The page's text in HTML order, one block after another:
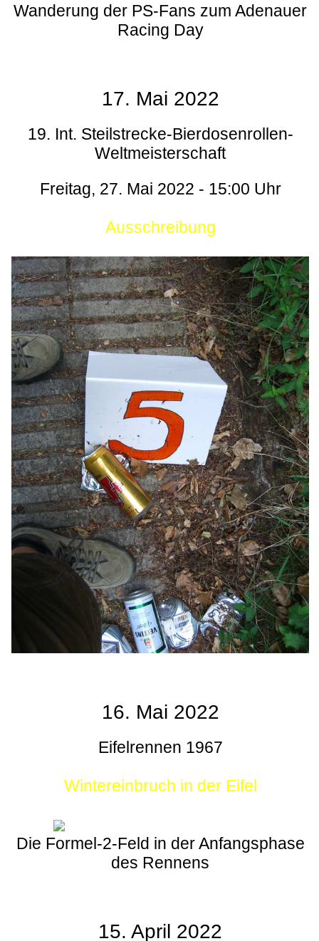
Wanderung der PS-Fans zum Adenauer
Racing Day
17. Mai 2022
19. Int. Steilstrecke-Bierdosenrollen-
Weltmeisterschaft
Freitag, 27. Mai 2022 - 15:00 Uhr
Ausschreibung
16. Mai 2022
Eifelrennen 1967
Wintereinbruch in der Eifel
Die Formel-2-Feld in der Anfangsphase
des Rennens
15. April 2022